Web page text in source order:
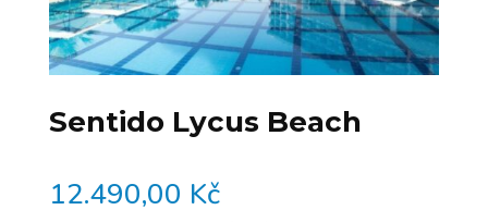
Sentido Lycus Beach
12.490,00 Kč